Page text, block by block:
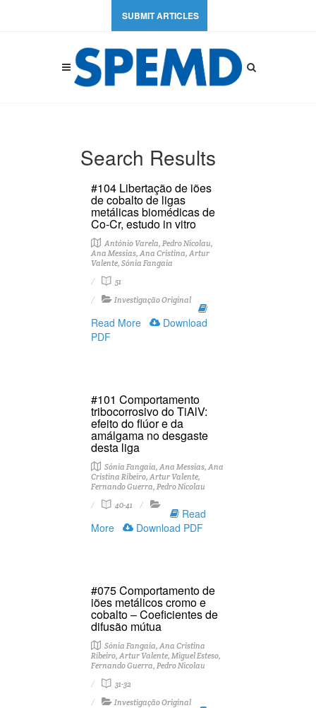
SUBMIT ARTICLES
Search Results
#104 Libertação de iões
de cobalto de ligas
metálicas biomédicas de
Co-Cr, estudo in vitro
António Varela, Pedro Nicolau,
Ana Messias, Ana Cristina, Artur
Valente, Sónia Fangaia
51
Investigação Original
Read More
Download
PDF
#101 Comportamento
tribocorrosivo do TiAlV:
efeito do flúor e da
amálgama no desgaste
desta liga
Sónia Fangaia, Ana Messias, Ana
Cristina Ribeiro, Artur Valente,
Fernando Guerra, Pedro Nicolau
40-41
Read
More
Download PDF
#075 Comportamento de
iões metálicos cromo e
cobalto – Coeficientes de
difusão mútua
Sónia Fangaia, Ana Cristina
Ribeiro, Artur Valente, Miguel Esteso,
Fernando Guerra, Pedro Nicolau
31-32
Investigação Original